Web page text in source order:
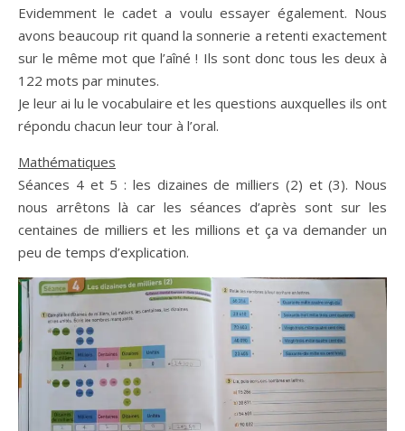
Evidemment le cadet a voulu essayer également. Nous
avons beaucoup rit quand la sonnerie a retenti exactement
sur le même mot que l’aîné ! Ils sont donc tous les deux à
122 mots par minutes.
Je leur ai lu le vocabulaire et les questions auxquelles ils ont
répondu chacun leur tour à l’oral.
Mathématiques
Séances 4 et 5 : les dizaines de milliers (2) et (3). Nous
nous arrêtons là car les séances d’après sont sur les
centaines de milliers et les millions et ça va demander un
peu de temps d’explication.